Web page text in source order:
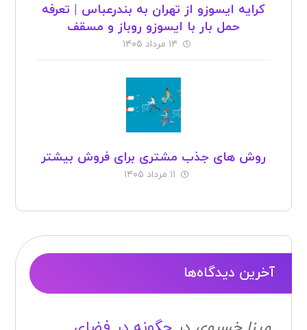
کرایه ایسوزو از تهران به بندرعباس | تعرفه
حمل بار با ایسوزو روباز و مسقف
۱۴ مرداد ۱۴۰۵
روش های جذب مشتری برای فروش بیشتر
۱۱ مرداد ۱۴۰۵
آخرین دیدگاه‌ها